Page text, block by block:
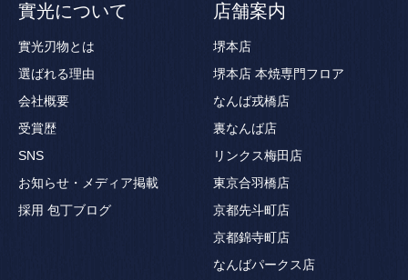
實光について
實光刃物とは
選ばれる理由
会社概要
受賞歴
SNS
お知らせ・メディア掲載
採用 包丁ブログ
店舗案内
堺本店
堺本店 本焼専門フロア
なんば戎橋店
裏なんば店
リンクス梅田店
東京合羽橋店
京都先斗町店
京都錦寺町店
なんばパークス店